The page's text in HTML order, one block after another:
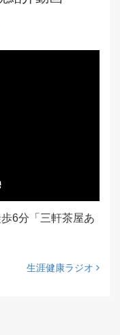
6分「三軒茶屋あ
生涯健康ラジオ